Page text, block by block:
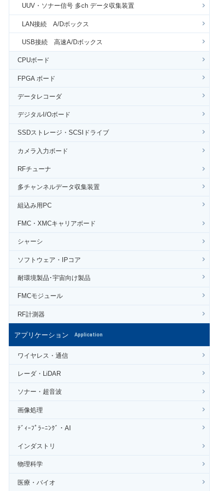
UUV・ソナー信号 多ch データ収集装置
LAN接続 A/Dボックス
USB接続 高速A/Dボックス
CPUボード
FPGA ボード
データレコーダ
デジタルI/Oボード
SSDストレージ・SCSIドライブ
カメラ入力ボード
RFチューナ
多チャンネルデータ収集装置
組込み用PC
FMC・XMCキャリアボード
シャーシ
ソフトウェア・IPコア
耐環境製品･宇宙向け製品
FMCモジュール
RF計測器
アプリケーション Application
ワイヤレス・通信
レーダ・LiDAR
ソナー・超音波
画像処理
ﾃﾞｨｰﾌﾟﾗｰﾆﾝｸﾞ・AI
インダストリ
物理科学
医療・バイオ